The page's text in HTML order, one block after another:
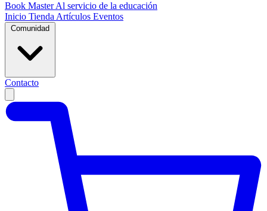
Book Master Al servicio de la educación
Inicio Tienda Artículos Eventos
Comunidad
Contacto